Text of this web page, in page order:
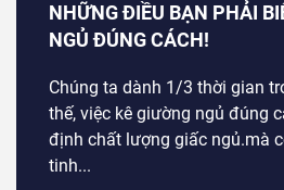
NHỮNG ĐIỀU BẠN PHẢI
NGỦ ĐÚNG CÁCH!
Chúng ta dành 1/3 thời gian
thế, việc kê giường ngủ đúng
định chất lượng giấc ngủ.mà
tinh...